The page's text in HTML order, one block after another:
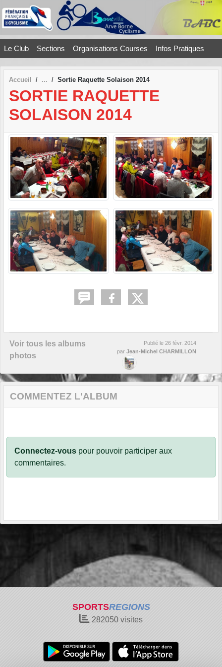
Le Club Sections Organisations Courses Infos Pratiques
Accueil Sortie Raquette Solaison 2014
SORTIE RAQUETTE
SOLAISON 2014
Voir tous les albums
photos
Publié le 26 févr. 2014
par Jean-Michel CHARMILLON
COMMENTEZ L'ALBUM
Connectez-vous pour pouvoir participer aux
commentaires.
SPORTSREGIONS
282050 visites
Panneau de gestion des cookies